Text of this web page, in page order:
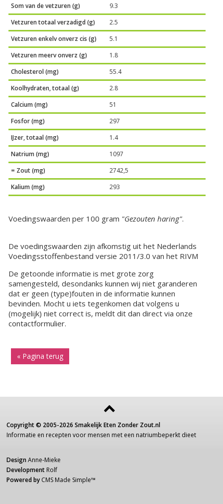
Som van de vetzuren (g)
9.3
Vetzuren totaal verzadigd (g)
2.5
Vetzuren enkelv onverz cis (g)
5.1
Vetzuren meerv onverz (g)
1.8
Cholesterol (mg)
55.4
Koolhydraten, totaal (g)
2.8
Calcium (mg)
51
Fosfor (mg)
297
IJzer, totaal (mg)
1.4
Natrium (mg)
1097
= Zout (mg)
2742,5
Kalium (mg)
293
Voedingswaarden per 100 gram "Gezouten haring".
De voedingswaarden zijn afkomstig uit het Nederlands
Voedingsstoffenbestand versie 2011/3.0 van het RIVM
De getoonde informatie is met grote zorg
samengesteld, desondanks kunnen wij niet garanderen
dat er geen (type)fouten in de informatie kunnen
bevinden. Mocht u iets tegenkomen dat volgens u
(mogelijk) niet correct is, meldt dit dan direct via onze
contactformulier.
« Pagina terug
Copyright © 2005-2026 Smakelijk Eten Zonder Zout.nl
Informatie en recepten voor mensen met een natriumbeperkt dieet
Design Anne-Mieke
Development Rolf
Powered by CMS Made Simple™